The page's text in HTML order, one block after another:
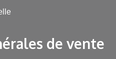
de vente